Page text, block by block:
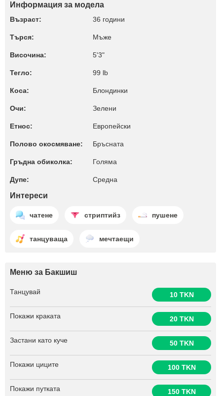
Информация за модела
Възраст: 36 години
Търся: Мъже
Височина: 5'3"
Тегло: 99 lb
Коса: Блондинки
Очи: Зелени
Етнос: Европейски
Полово окосмяване: Бръсната
Гръдна обиколка: Голяма
Дупе: Среднa
Интереси
чатене стриптийз пушене
танцуваща мечтаещи
Меню за Бакшиш
Танцувай 10 TKN
Покажи краката 20 TKN
Застани като куче 50 TKN
Покажи циците 100 TKN
Покажи путката 150 TKN